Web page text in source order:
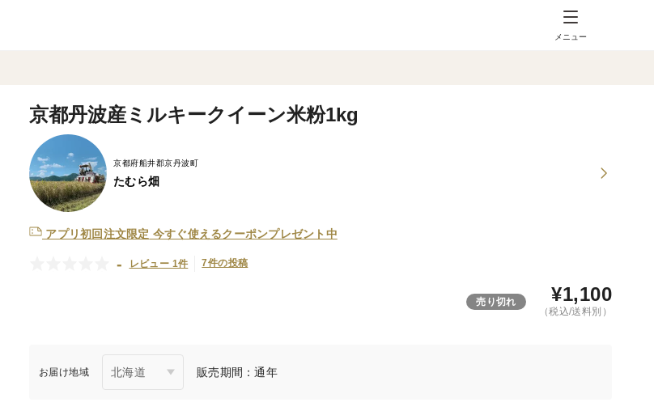
メニュー
京都丹波産ミルキークイーン米粉1kg
京都府船井郡京丹波町
たむら畑
アプリ初回注文限定 今すぐ使えるクーポンプレゼント中
- レビュー 1件 7件の投稿
売り切れ ¥1,100
（税込/送料別）
お届け地域 販売期間：通年